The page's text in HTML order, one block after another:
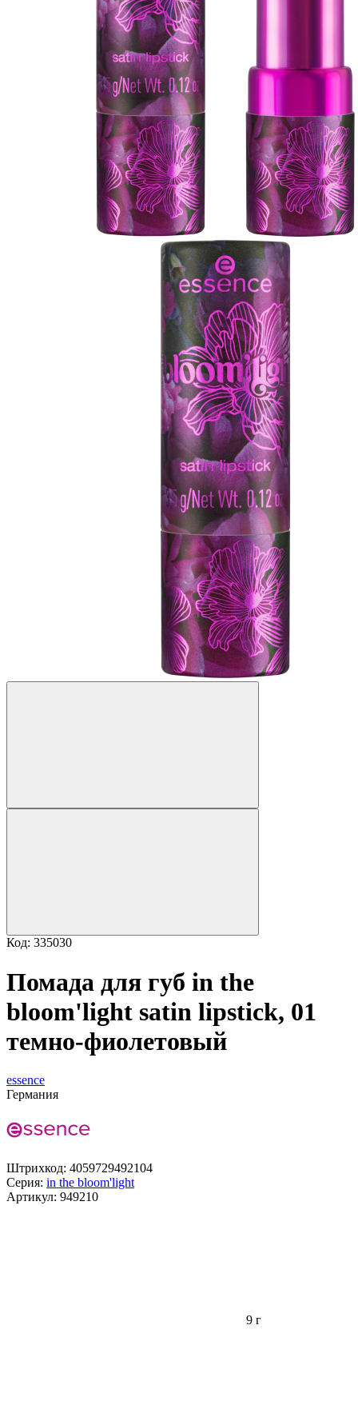
Код: 335030
Помада для губ in the
bloom'light satin lipstick, 01
темно-фиолетовый
essence
Германия
Штрихкод: 4059729492104
Серия: in the bloom'light
Артикул: 949210
9 г